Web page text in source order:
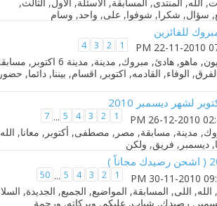
للفائزين
1
2
3
4
1
2
3
4
5
...
7
1
2
3
4
5
...
50